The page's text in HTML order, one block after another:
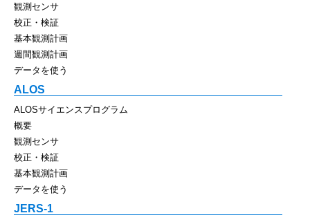
観測センサ
校正・検証
基本観測計画
週間観測計画
データを使う
ALOS
ALOSサイエンスプログラム
概要
観測センサ
校正・検証
基本観測計画
データを使う
JERS-1